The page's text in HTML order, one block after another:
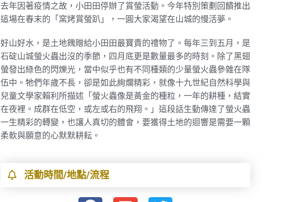
去年因著疫情之故，小田田停辦了賞螢活動。今年特別策劃回饋推出
這場在春末的「窯烤賞螢趴」，一圓大家渴望在山城的慢活夢。
好山好水，是土地餽贈給小田田最寶貴的禮物了。每年三到五月，是
石碇山城螢火蟲出沒的季節，四月底更是數量最多的時刻。除了黑翅
螢發出綠色的閃爍光，當中似乎也有不同種類的少量螢火蟲參雜在隊
伍中。牠們年歲不長，卻是如此絢爛精彩，就像十九世紀自然科學與
兒童文學家賴利所描述「螢火蟲像是黃金的種粒，一年的耕種，結實
在夜裡。成群在低空，或左或右的飛翔。」這段話生動傳達了螢火蟲
一生精彩的轉變，也讓人真切的體會，要獲得土地的迴響是需要一顆
柔軟與願意的心默默耕耘。
活動時間/地點/流程